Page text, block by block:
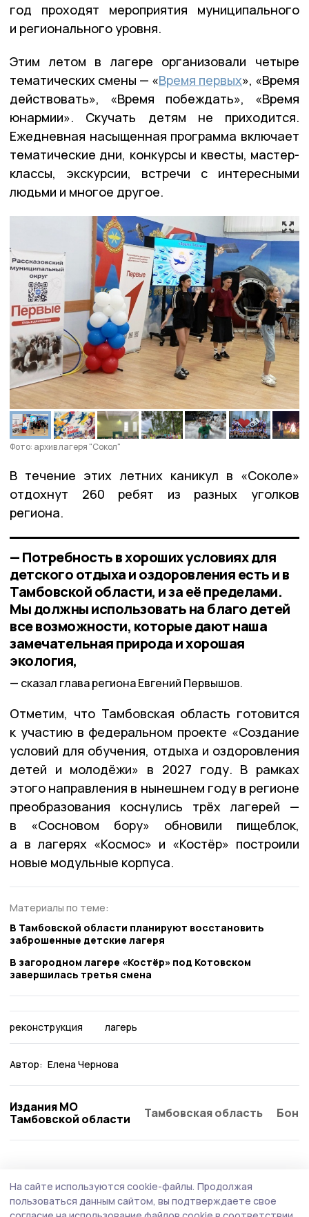
год проходят мероприятия муниципального
и регионального уровня.
Этим летом в лагере организовали четыре
тематических смены — «Время первых», «Время
действовать», «Время побеждать», «Время
юнармии». Скучать детям не приходится.
Ежедневная насыщенная программа включает
тематические дни, конкурсы и квесты, мастер-
классы, экскурсии, встречи с интересными
людьми и многое другое.
Фото: архив лагеря "Сокол"
В течение этих летних каникул в «Соколе»
отдохнут 260 ребят из разных уголков
региона.
— Потребность в хороших условиях для
детского отдыха и оздоровления есть и в
Тамбовской области, и за её пределами.
Мы должны использовать на благо детей
все возможности, которые дают наша
замечательная природа и хорошая
экология,
сказал глава региона Евгений Первышов.
Отметим, что Тамбовская область готовится
к участию в федеральном проекте «Создание
условий для обучения, отдыха и оздоровления
детей и молодёжи» в 2027 году. В рамках
этого направления в нынешнем году в регионе
преобразования коснулись трёх лагерей —
в «Сосновом бору» обновили пищеблок,
а в лагерях «Космос» и «Костёр» построили
новые модульные корпуса.
Материалы по теме:
В Тамбовской области планируют восстановить
заброшенные детские лагеря
В загородном лагере «Костёр» под Котовском
завершилась третья смена
реконструкция лагерь
Автор: Елена Чернова
Издания МО
Тамбовской области
Тамбовская область
На сайте используются cookie-файлы. Продолжая
пользоваться данным сайтом, вы подтверждаете свое